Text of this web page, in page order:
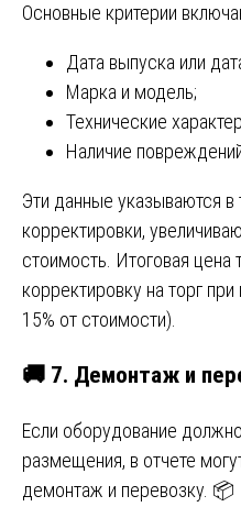
Основные критерии
Дата выпуска или
Марка и модель;
Технические
Наличие
Эти данные указываются в
корректировки,
стоимость. Итоговая
корректировку на торг
15% от стоимости).
🚚 7. Демонтаж и
Если оборудование
размещения, в отчете
демонтаж и перевозку. 📦